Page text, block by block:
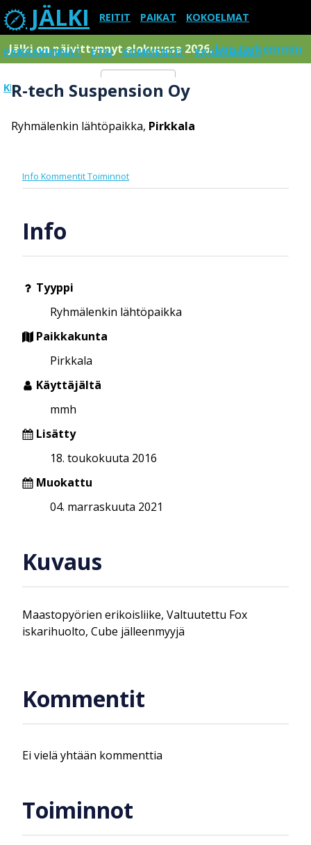
JÄLKI REITIT PAIKAT KOKOELMAT
PAIKKAKUNNAT ETSI KOMMENTIT RAJOITUKSET
KIRJAUDU SISÄÄN Menu
Jälki on päivittynnyt elokuussa 2026.Lue tarkemmin
R-tech Suspension Oy
Ryhmälenkin lähtöpaikka, Pirkkala
Info KommentitToiminnot
Info
Tyyppi
Ryhmälenkin lähtöpaikka
Paikkakunta
Pirkkala
Käyttäjältä
mmh
Lisätty
18. toukokuuta 2016
Muokattu
04. marraskuuta 2021
Kuvaus
Maastopyörien erikoisliike, Valtuutettu Fox
iskarihuolto, Cube jälleenmyyjä
Kommentit
Ei vielä yhtään kommenttia
Toiminnot